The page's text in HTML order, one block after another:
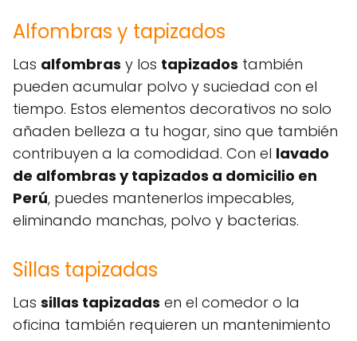
Alfombras y tapizados
Las alfombras y los tapizados también
pueden acumular polvo y suciedad con el
tiempo. Estos elementos decorativos no solo
añaden belleza a tu hogar, sino que también
contribuyen a la comodidad. Con el lavado
de alfombras y tapizados a domicilio en
Perú, puedes mantenerlos impecables,
eliminando manchas, polvo y bacterias.
Sillas tapizadas
Las sillas tapizadas en el comedor o la
oficina también requieren un mantenimiento